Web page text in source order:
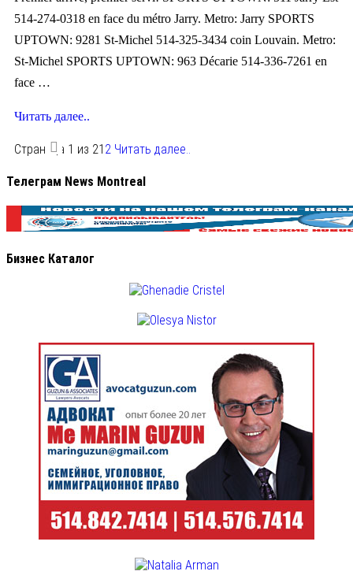
514-274-0318 en face du métro Jarry. Metro: Jarry SPORTS
UPTOWN: 9281 St-Michel 514-325-3434 coin Louvain. Metro:
St-Michel SPORTS UPTOWN: 963 Décarie 514-336-7261 en
face …
Читать далее..
Страница 1 из 21 2 Читать далее..
Телеграм News Montreal
Бизнес Каталог